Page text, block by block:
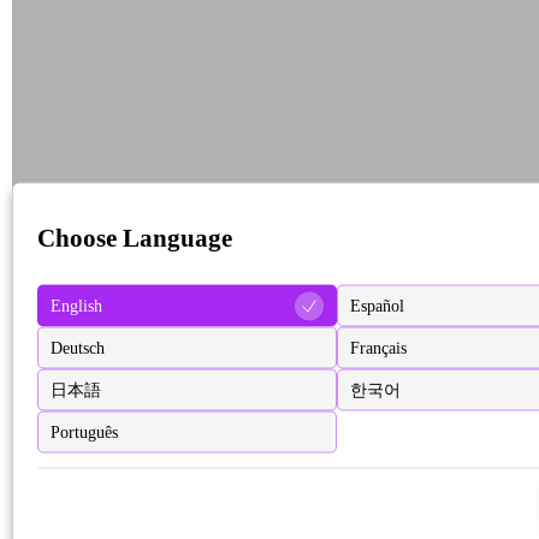
Choose Language
English Español
Deutsch Français
日本語 한국어
Português